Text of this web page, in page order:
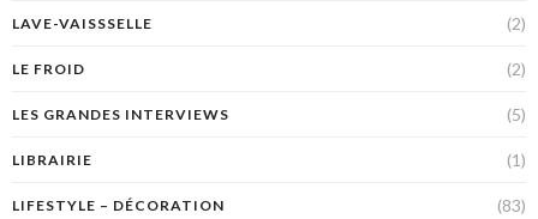
LAVE-VAISSSELLE (2)
LE FROID (2)
LES GRANDES INTERVIEWS (5)
LIBRAIRIE (1)
LIFESTYLE – DÉCORATION (83)